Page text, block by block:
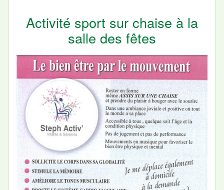
Activité sport sur chaise à la
salle des fêtes